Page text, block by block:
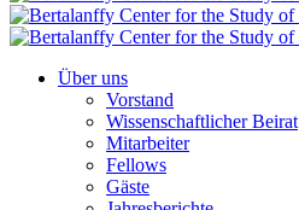
Über uns
Vorstand
Wissenschaftlicher Beirat
Mitarbeiter
Fellows
Gäste